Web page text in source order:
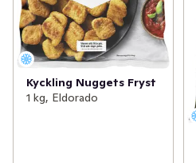
Kyckling Nuggets Fryst
1 kg, Eldorado